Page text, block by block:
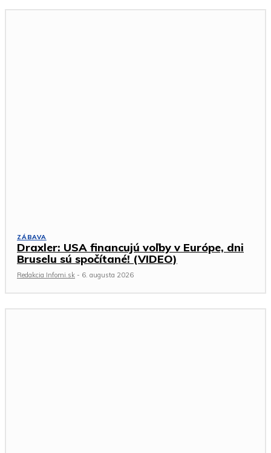
ZÁBAVA
Draxler: USA financujú voľby v Európe, dni
Bruselu sú spočítané! (VIDEO)
Redakcia Infomi.sk - 6. augusta 2026